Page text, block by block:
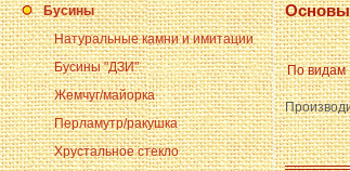
Бусины
Натуральные камни и имитации
Бусины "ДЗИ"
Жемчуг/майорка
Перламутр/ракушка
Хрустальное стекло
Основы
По видам